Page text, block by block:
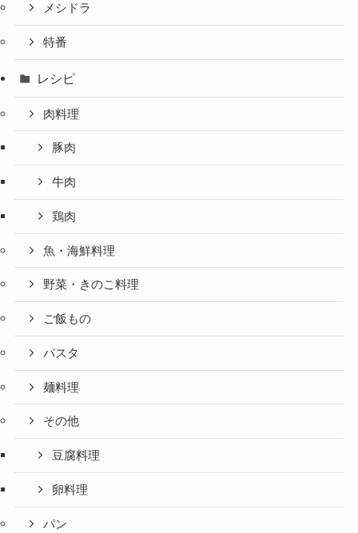
メシドラ
特番
レシピ
肉料理
豚肉
牛肉
鶏肉
魚・海鮮料理
野菜・きのこ料理
ご飯もの
パスタ
麺料理
その他
豆腐料理
卵料理
パン